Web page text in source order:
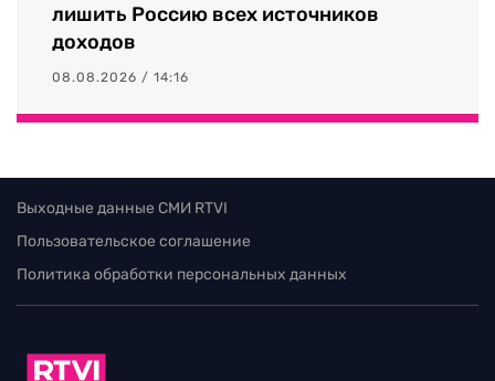
лишить Россию всех источников
доходов
08.08.2026 / 14:16
Выходные данные СМИ RTVI
Пользовательское соглашение
Политика обработки персональных данных